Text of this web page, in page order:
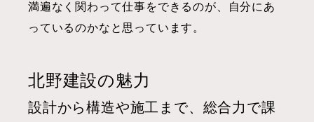
満遍なく関わって仕事をできるのが、自分にあ
っているのかなと思っています。
北野建設の魅力
設計から構造や施工まで、総合力で課